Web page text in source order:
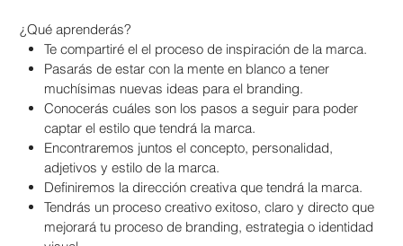
¿Qué aprenderás?
Te compartiré el el proceso de inspiración de la marca.
Pasarás de estar con la mente en blanco a tener
muchísimas nuevas ideas para el branding.
Conocerás cuáles son los pasos a seguir para poder
captar el estilo que tendrá la marca.
Encontraremos juntos el concepto, personalidad,
adjetivos y estilo de la marca.
Definiremos la dirección creativa que tendrá la marca.
Tendrás un proceso creativo exitoso, claro y directo que
mejorará tu proceso de branding, estrategia o identidad